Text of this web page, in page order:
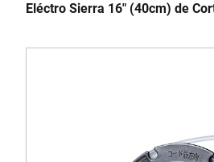
Eléctro Sierra 16" (40cm) de